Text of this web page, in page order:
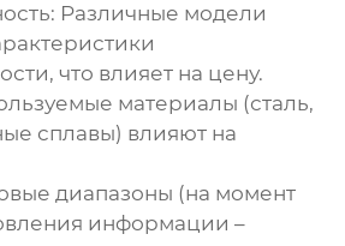
Различные модели
что влияет на цену.
материалы (сталь,
сплавы) влияют на
диапазоны (на момент
информации –